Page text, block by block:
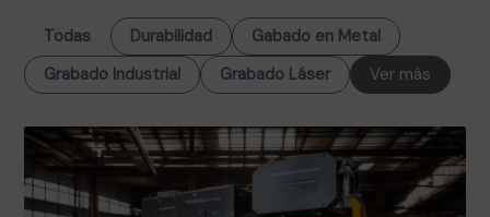
Todas Durabilidad
Gabado en Metal
Grabado Industrial
Grabado Láser Ver más